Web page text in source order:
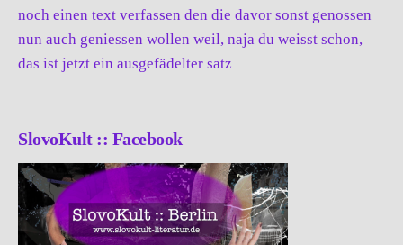
noch einen text verfassen den die davor sonst genossen
nun auch geniessen wollen weil, naja du weisst schon,
das ist jetzt ein ausgefädelter satz
SlovoKult :: Facebook